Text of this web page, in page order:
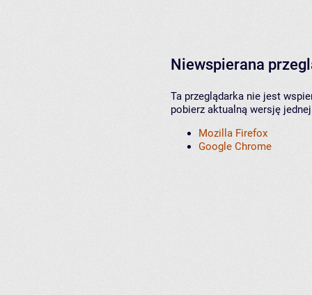
Niewspierana
Ta przeglądarka nie jest
pobierz aktualną wersję
Mozilla Firefox
Google Chrome